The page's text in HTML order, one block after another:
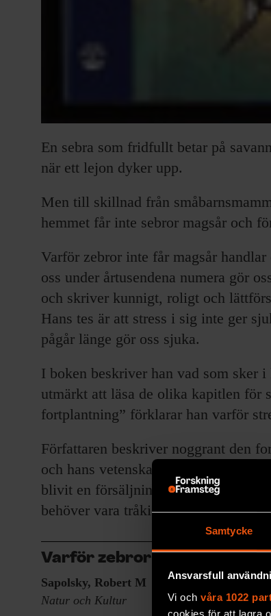
Samtycke
Ansvarsfull
Vi och våra 1022
cookies för att lagra
En sebra som fridfullt betar på
när ett lejon dyker upp.
Men till skillnad från
hemmet får inte sebror magsår och
Varför zebror inte får magsår
oss under årtusendena numera gör
och skriver kunnigt, roligt och
Hans tes är att stress i sig inte ger
pågår länge gör oss sjuka.
I boken beskriver han vad som sker
utmärkt att läsa de olika kapitlen för
fortplantning” förklarar han varför
Författaren beskriver noggrant den
och hans vetenskapliga påståenden
blivit en försäljningssuccé i USA –
behöver vara tråkig.
Varför zebror inte får magsår
Sapolsky, Robert M
Natur och Kultur